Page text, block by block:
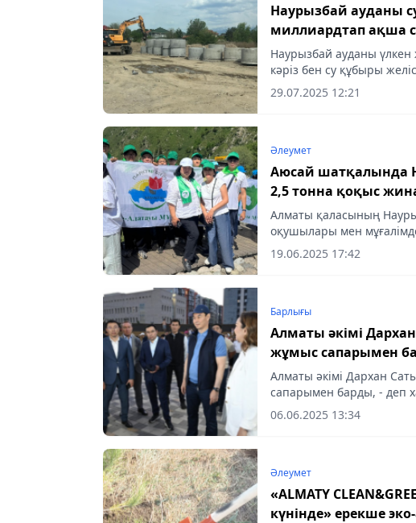
Наурызбай ауданы
миллиардтап ақша
Наурызбай ауданы
кәріз бен су құбыры
сапалы ауызсумен
қызметінің...
29.07.2025 12:21
Әлеумет
Аюсай шатқалында
2,5 тонна қоқыс
Алматы қаласының
оқушылары мен
орналасқан Аюсай
тонна қоқыс жинады. Бұл...
19.06.2025 17:42
Барлығы
Алматы әкімі
жұмыс сапарымен
Алматы әкімі Дархан
сапарымен барды, - деп
06.06.2025 13:34
Әлеумет
«ALMATY
күнінде» ерекше